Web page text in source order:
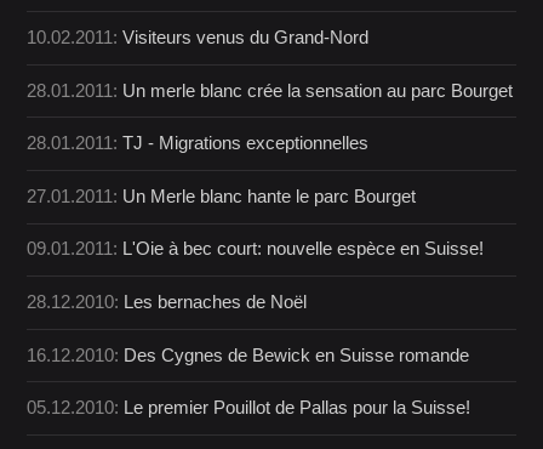
10.02.2011:Visiteurs venus du Grand-Nord
28.01.2011: Un merle blanc crée la sensation au parc Bourget
28.01.2011:TJ - Migrations exceptionnelles
27.01.2011: Un Merle blanc hante le parc Bourget
09.01.2011: L'Oie à bec court: nouvelle espèce en Suisse!
28.12.2010: Les bernaches de Noël
16.12.2010: Des Cygnes de Bewick en Suisse romande
05.12.2010: Le premier Pouillot de Pallas pour la Suisse!